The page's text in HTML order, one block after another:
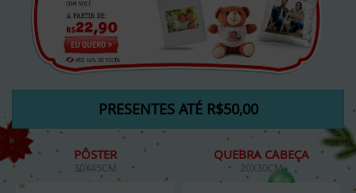
PRESENTES ATÉ R$50,00
PÔSTER
30X45CM
QUEBRA CABEÇA
20X30CM